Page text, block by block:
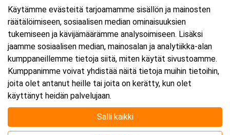
Alkaa:30.3.2026 08:30
Päättyy:30.3.2026 11:45
Lisää tapahtuma kalenteriisi
Käytämme evästeitä tarjoamamme sisällön ja mainosten
räätälöimiseen, sosiaalisen median ominaisuuksien
tukemiseen ja kävijämäärämme analysoimiseen. Lisäksi
jaamme sosiaalisen median, mainosalan ja analytiikka-alan
kumppaneillemme tietoja siitä, miten käytät sivustoamme.
Kumppanimme voivat yhdistää näitä tietoja muihin tietoihin,
joita olet antanut heille tai joita on kerätty, kun olet
käyttänyt heidän palvelujaan.
Salli kaikki